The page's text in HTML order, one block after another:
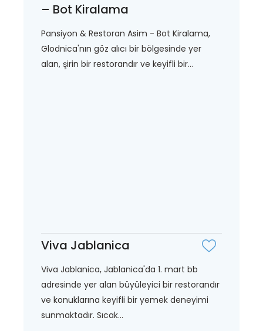
– Bot Kiralama
Pansiyon & Restoran Asim - Bot Kiralama,
Glodnica'nın göz alıcı bir bölgesinde yer
alan, şirin bir restorandır ve keyifli bir...
Viva Jablanica
Viva Jablanica, Jablanica'da 1. mart bb
adresinde yer alan büyüleyici bir restorandır
ve konuklarına keyifli bir yemek deneyimi
sunmaktadır. Sıcak...